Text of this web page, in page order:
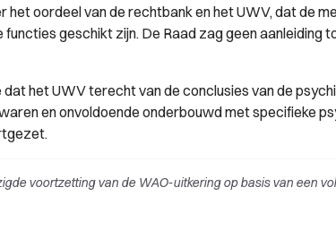
oordeel van de rechtbank en het UWV, dat de
geschikt zijn. De Raad zag geen aanleiding
het UWV terecht van de conclusies van de
en onvoldoende onderbouwd met specifieke
voortzetting van de WAO-uitkering op basis van een